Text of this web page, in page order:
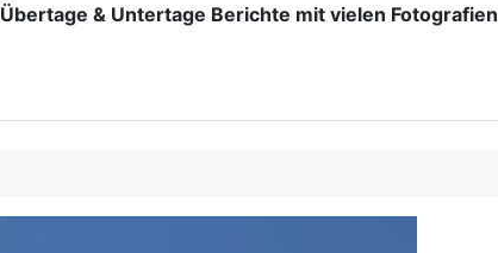
Übertage & Untertage Berichte mit vielen Fotografien